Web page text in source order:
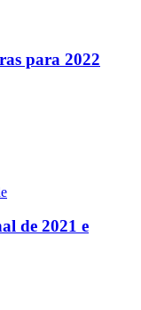
para 2022
de 2021 e